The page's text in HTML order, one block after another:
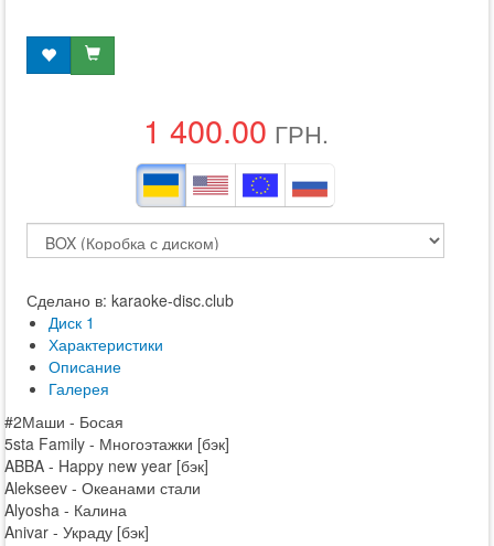
1 400.00 ГРН.
Сделано в: karaoke-disc.club
Диск 1
Характеристики
Описание
Галерея
#2Маши - Босая
5sta Family - Многоэтажки [бэк]
ABBA - Happy new year [бэк]
Alekseev - Океанами стали
Alyosha - Калина
Anivar - Украду [бэк]